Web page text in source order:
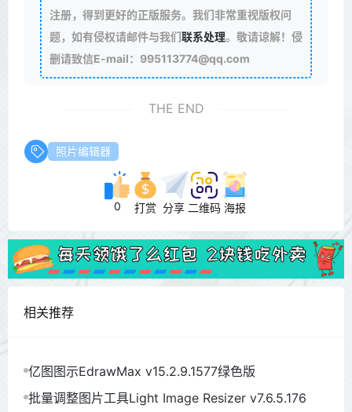
注册，得到更好的正版服务。我们非常重视版权问
题，如有侵权请邮件与我们联系处理。敬请谅解！侵
删请致信E-mail：995113774@qq.com
THE END
照片编辑器
0 打赏 分享 二维码 海报
相关推荐
亿图图示EdrawMax v15.2.9.1577绿色版
批量调整图片工具Light Image Resizer v7.6.5.176